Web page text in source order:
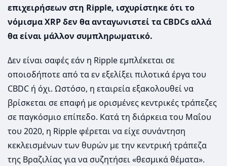
επιχειρήσεων στη Ripple, ισχυρίστηκε ότι το
νόμισμα XRP δεν θα ανταγωνιστεί τα CBDCs αλλά
θα είναι μάλλον συμπληρωματικό.
Δεν είναι σαφές εάν η Ripple εμπλέκεται σε
οποιοδήποτε από τα εν εξελίξει πιλοτικά έργα του
CBDC ή όχι. Ωστόσο, η εταιρεία εξακολουθεί να
βρίσκεται σε επαφή με ορισμένες κεντρικές τράπεζες
σε παγκόσμιο επίπεδο. Κατά τη διάρκεια του Μαΐου
του 2020, η Ripple φέρεται να είχε συνάντηση
κεκλεισμένων των θυρών με την κεντρική τράπεζα
της Βραζιλίας για να συζητήσει «θεσμικά θέματα».